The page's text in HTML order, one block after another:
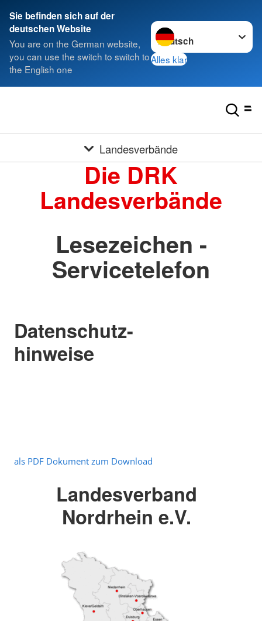
Sie befinden sich auf der
deutschen Website
You are on the German website,
you can use the switch to switch to
the English one
Sprache wechseln zu
Alles klar
Landesverbände
Die DRK
Landesverbände
Lesezeichen -
Servicetelefon
Datenschutz-
hinweise
als PDF Dokument zum Download
Landesverband
Nordrhein e.V.